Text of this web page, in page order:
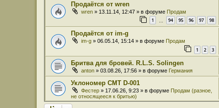
Продаётся от wren
wren » 13.11.14, 12:47 » в форуме Продам
1 94 95 96 97 98
Продаётся от im-g
im-g » 06.05.14, 15:14 » в форуме Продам
1 2 3
Бритва для бровей. R.L.S. Solingen
anton » 03.08.26, 17:56 » в форуме Германия
Уклономер СМТ D-001
Фестер » 17.06.26, 9:23 » в форуме Продам (разное,
не относящееся к бритью)